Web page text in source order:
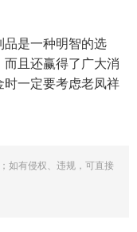
是一种明智的选
且还赢得了广大消
一定要考虑老凤祥
如有侵权、违规，可直接